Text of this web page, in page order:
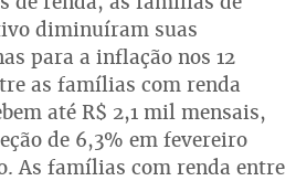
diminuíram suas
para a inflação nos 12
as famílias com renda
até R$ 2,1 mil mensais,
de 6,3% em fevereiro
As famílias com renda entre